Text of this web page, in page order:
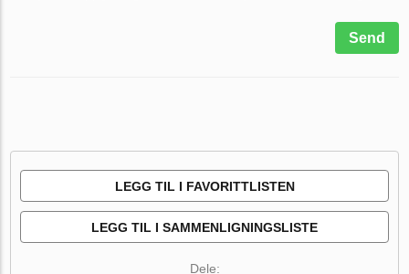
Send
LEGG TIL I FAVORITTLISTEN
LEGG TIL I SAMMENLIGNINGSLISTE
Dele: